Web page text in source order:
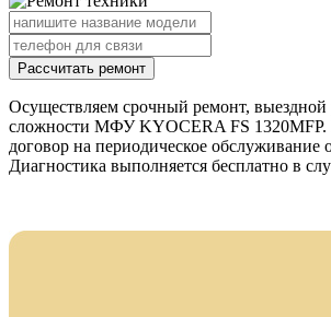
Рассчитать ремонт
Осуществляем срочный ремонт,
сложности МФУ KYOCERA FS 1320MFP.
договор на периодическое обслуживание
Диагностика выполняется бесплатно в